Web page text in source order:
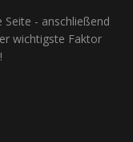
- anschließend
wichtigste Faktor